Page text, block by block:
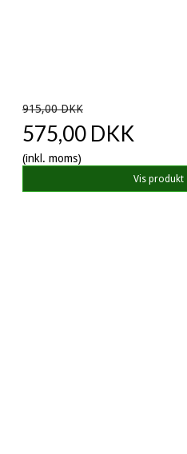
915,00 DKK
575,00 DKK
(inkl. moms)
Vis produkt